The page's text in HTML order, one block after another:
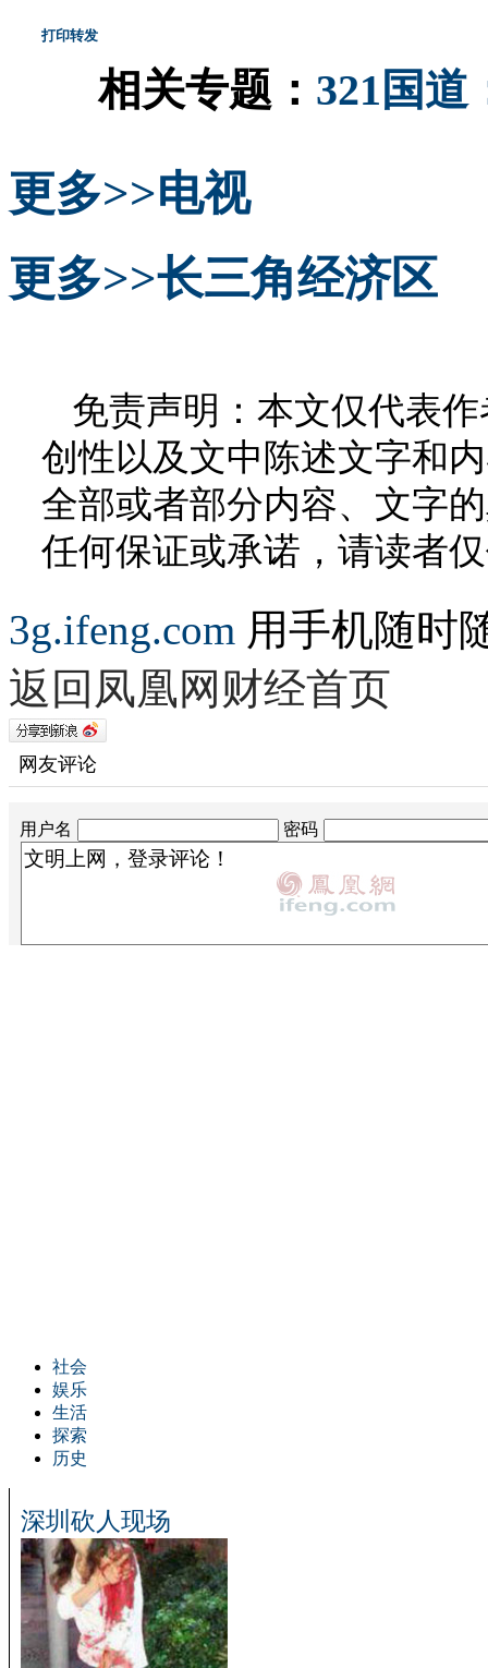
打印转发
相关专题： 321国道
更多>>电视
更多>>长三角经济区
免责声明：本文仅代表
创性以及文中陈述文字和
全部或者部分内容、文字
任何保证或承诺，请读者
3g.ifeng.com 用手机随时
返回凤凰网财经首页
网友评论
用户名 密码
社会
娱乐
生活
探索
历史
深圳砍人现场